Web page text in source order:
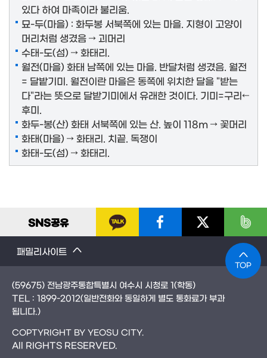
있다 하여 마족이라 불리움.
묘-두(마을) : 화두봉 서북쪽에 있는 마을. 지형이 고양이
머리처럼 생겼음 → 괴머리
수태-도(섬) → 화태리.
월전(마을) 화태 남쪽에 있는 마을. 반달처럼 생겼음. 월전
= 달밭기미. 월전이란 마을은 동쪽에 위치한 달을 "받는
다"라는 뜻으로 달받기미에서 유래한 것이다. 기미=구리←
후미.
화두-봉(산) 화태 서북쪽에 있는 산. 높이 118m → 꽃머리
화태(마을) → 화태리. 치끝. 독쟁이
화태-도(섬) → 화태리.
SNS공유
패밀리사이트
TOP
(59675) 전남광주통합특별시 여수시 시청로 1(학동)
TEL : 1899-2012(일반전화와 동일하게 별도 통화료가 부과
됩니다.)
COPTYRIGHT BY YEOSU CITY.
All RIGHTS RESERVED.